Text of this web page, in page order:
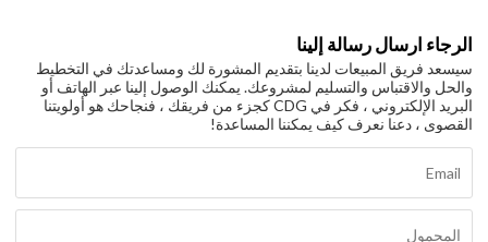
الرجاء ارسال رسالة إلينا
سيسعد فريق المبيعات لدينا بتقديم المشورة لك ومساعدتك في التخطيط
والحل والاقتباس والتسليم لمشروعك. يمكنك الوصول إلينا عبر الهاتف أو
البريد الإلكتروني ، فكر في CDG كجزء من فريقك ، فنجاحك هو أولويتنا
القصوى ، دعنا نعرف كيف يمكننا المساعدة!